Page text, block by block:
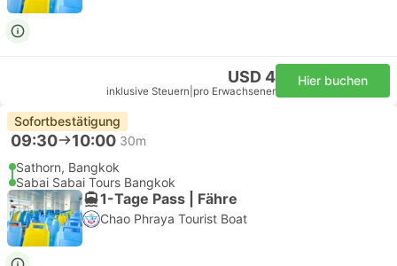
USD 4
inklusive Steuern pro Erwachsener
Hier buchen
Sofortbestätigung
09:30 10:00 30m
Sathorn, Bangkok
Sabai Sabai Tours Bangkok
1-Tage Pass | Fähre
Chao Phraya Tourist Boat